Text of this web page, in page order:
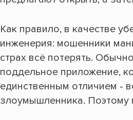
Как правило, в качестве
инженерия: мошенники
страх всё потерять.
поддельное приложение,
единственным отличием -
злоумышленника. Поэтому